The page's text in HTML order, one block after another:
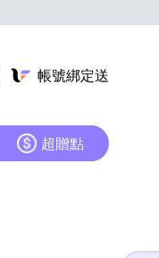
帳號綁定送
超贈點